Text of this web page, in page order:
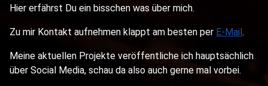
Hier erfährst Du ein bisschen was über mich.
Zu mir Kontakt aufnehmen klappt am besten per E-Mail .
Meine aktuellen Projekte veröffentliche ich hauptsächlich
über Social Media, schau da also auch gerne mal vorbei.